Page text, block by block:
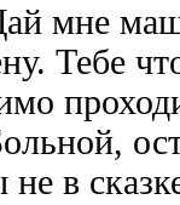
мне
Тебе
в